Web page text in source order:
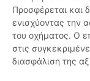
Προσφέρεται και
ενισχύοντας την
του οχήματος. Ο
στις
διασφάλιση της